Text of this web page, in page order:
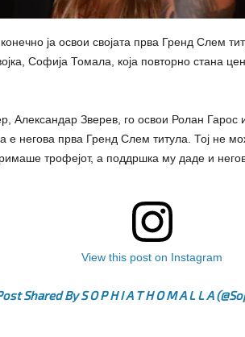
ја освои својата прва Гренд Слем
Софија Томала, која повторно стана
Александар Зверев, го освои Ролан Гарос
е негова прва Гренд Слем титула. Тој не
трофејот, а поддршка му даде и
View this post on Instagram
Shared By S O P H I A T H O M A L L A